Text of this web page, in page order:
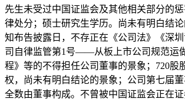
先生未受过中国证监会及其他相关部分的
律处分；硕士研究生学历。尚未有明白结
知布告披露日，不存正在《公司法》《深
司自律监管第1号——从板上市公司规范运
程》等的不得担任公司董事的景象；720股
权，尚未有明白结论的景象；公司第七届
全数由董事构成。不曾被中国证监会正在